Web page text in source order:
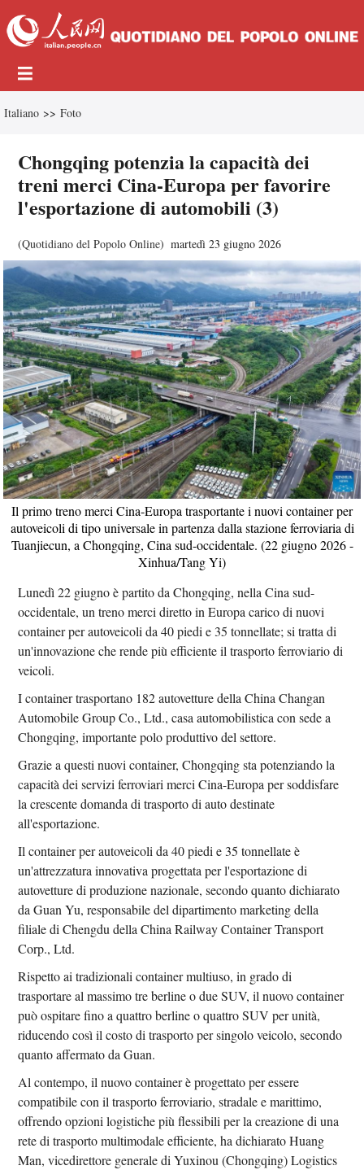
Italiano >> Foto
Chongqing potenzia la capacità dei
treni merci Cina-Europa per favorire
l'esportazione di automobili (3)
(Quotidiano del Popolo Online) martedì 23 giugno 2026
Il primo treno merci Cina-Europa trasportante i nuovi container per
autoveicoli di tipo universale in partenza dalla stazione ferroviaria di
Tuanjiecun, a Chongqing, Cina sud-occidentale. (22 giugno 2026 -
Xinhua/Tang Yi)
Lunedì 22 giugno è partito da Chongqing, nella Cina sud-
occidentale, un treno merci diretto in Europa carico di nuovi
container per autoveicoli da 40 piedi e 35 tonnellate; si tratta di
un'innovazione che rende più efficiente il trasporto ferroviario di
veicoli.
I container trasportano 182 autovetture della China Changan
Automobile Group Co., Ltd., casa automobilistica con sede a
Chongqing, importante polo produttivo del settore.
Grazie a questi nuovi container, Chongqing sta potenziando la
capacità dei servizi ferroviari merci Cina-Europa per soddisfare
la crescente domanda di trasporto di auto destinate
all'esportazione.
Il container per autoveicoli da 40 piedi e 35 tonnellate è
un'attrezzatura innovativa progettata per l'esportazione di
autovetture di produzione nazionale, secondo quanto dichiarato
da Guan Yu, responsabile del dipartimento marketing della
filiale di Chengdu della China Railway Container Transport
Corp., Ltd.
Rispetto ai tradizionali container multiuso, in grado di
trasportare al massimo tre berline o due SUV, il nuovo container
può ospitare fino a quattro berline o quattro SUV per unità,
riducendo così il costo di trasporto per singolo veicolo, secondo
quanto affermato da Guan.
Al contempo, il nuovo container è progettato per essere
compatibile con il trasporto ferroviario, stradale e marittimo,
offrendo opzioni logistiche più flessibili per la creazione di una
rete di trasporto multimodale efficiente, ha dichiarato Huang
Man, vicedirettore generale di Yuxinou (Chongqing) Logistics